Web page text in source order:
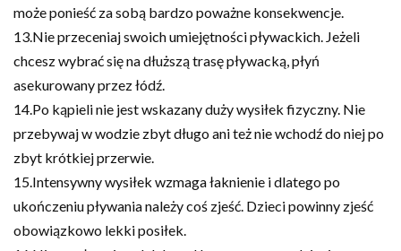
może ponieść za sobą bardzo poważne konsekwencje.
13.Nie przeceniaj swoich umiejętności pływackich. Jeżeli
chcesz wybrać się na dłuższą trasę pływacką, płyń
asekurowany przez łódź.
14.Po kąpieli nie jest wskazany duży wysiłek fizyczny. Nie
przebywaj w wodzie zbyt długo ani też nie wchodź do niej po
zbyt krótkiej przerwie.
15.Intensywny wysiłek wzmaga łaknienie i dlatego po
ukończeniu pływania należy coś zjeść. Dzieci powinny zjeść
obowiązkowo lekki posiłek.